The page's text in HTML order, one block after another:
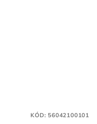
KÓD: 56042100101